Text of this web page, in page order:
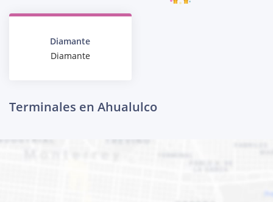
Diamante
Diamante
Terminales en Ahualulco